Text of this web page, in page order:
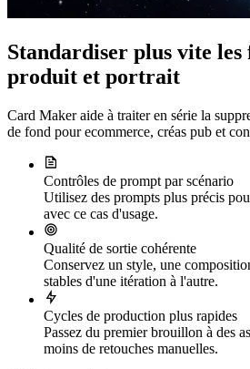
Standardiser plus vite les
produit et portrait
Card Maker aide à traiter en série la
de fond pour ecommerce, créas pub et
Contrôles de prompt par scénario
Utilisez des prompts plus précis
avec ce cas d'usage.
Qualité de sortie cohérente
Conservez un style, une
stables d'une itération à l'autre.
Cycles de production plus rapides
Passez du premier brouillon à des
moins de retouches manuelles.